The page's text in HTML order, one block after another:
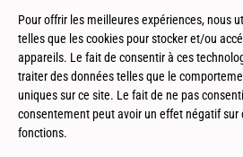
Pour offrir les meilleures expériences, nous
telles que les cookies pour stocker et/ou
appareils. Le fait de consentir à ces
traiter des données telles que le
uniques sur ce site. Le fait de ne pas
consentement peut avoir un effet négatif
fonctions.
© 2026